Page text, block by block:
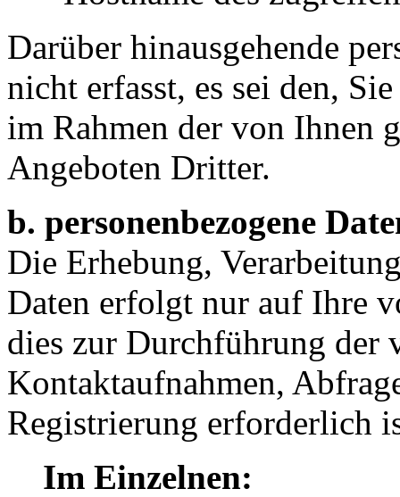
Darüber hinausgehende
nicht erfasst, es sei den,
im Rahmen der von Ihnen
Angeboten Dritter.
b. personenbezogene
Die Erhebung,
Daten erfolgt nur auf Ihre
dies zur Durchführung der
Kontaktaufnahmen,
Registrierung erforderlich
Im Einzelnen: